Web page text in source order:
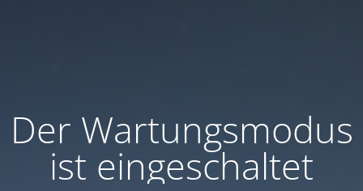
Der Wartungsmodus
ist eingeschaltet